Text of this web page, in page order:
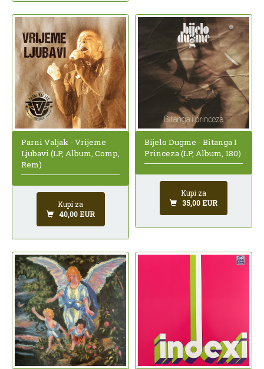
Parni Valjak - Vrijeme
Ljubavi (LP, Album, Comp,
Rem)
Kupi za
40,00 EUR
Bijelo Dugme - Bitanga I
Princeza (LP, Album, 180)
Kupi za
35,00 EUR